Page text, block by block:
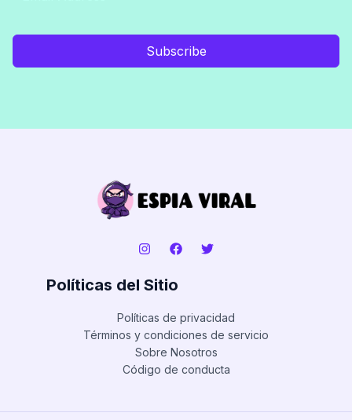
Subscribe
Políticas del Sitio
Políticas de privacidad
Términos y condiciones de servicio
Sobre Nosotros
Código de conducta